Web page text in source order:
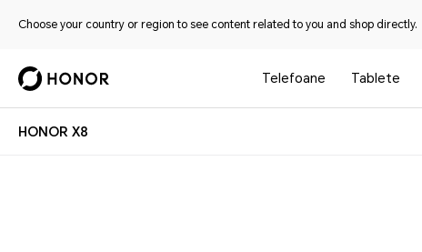
Choose your country or region to see content related to you and shop directly.
Telefoane Tablete
HONOR X8